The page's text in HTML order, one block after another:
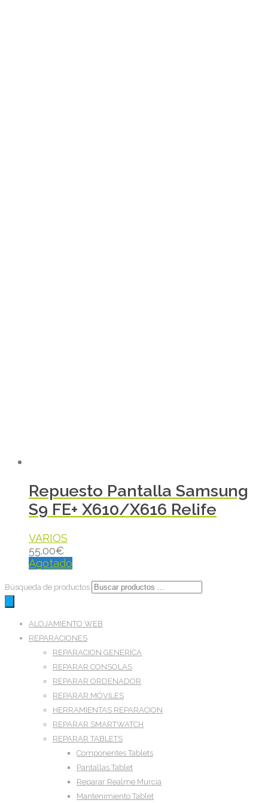
Repuesto Pantalla Samsung
S9 FE+ X610/X616 Relife
VARIOS
55.00€
Agotado
Búsqueda de productos
ALOJAMIENTO WEB
REPARACIONES
REPARACION GENERICA
REPARAR CONSOLAS
REPARAR ORDENADOR
REPARAR MÓVILES
HERRAMIENTAS REPARACION
REPARAR SMARTWATCH
REPARAR TABLETS
Componentes Tablets
Pantallas Tablet
Reparar Realme Murcia
Mantenimiento Tablet